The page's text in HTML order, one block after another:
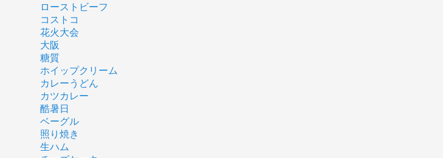
ローストビーフ
コストコ
花火大会
大阪
糖質
ホイップクリーム
カレーうどん
カツカレー
酷暑日
ベーグル
照り焼き
生ハム